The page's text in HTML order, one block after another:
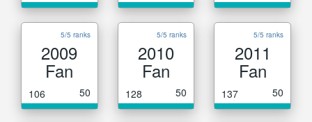
5/5 ranks
2009
Fan
106 50
5/5 ranks
2010
Fan
128 50
5/5 ranks
2011
Fan
137 50